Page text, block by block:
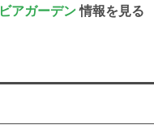
ビアガーデン情報を見る